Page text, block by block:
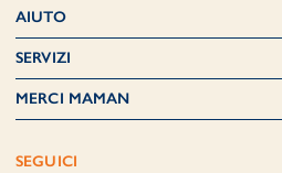
AIUTO
SERVIZI
MERCI MAMAN
SEGUICI